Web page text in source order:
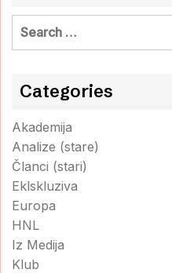
Search
Categories
Akademija
Analize (stare)
Članci (stari)
Eklskluziva
Europa
HNL
Iz Medija
Klub